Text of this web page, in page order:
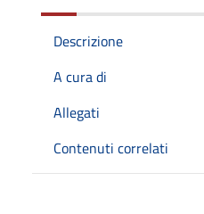
Descrizione
A cura di
Allegati
Contenuti correlati